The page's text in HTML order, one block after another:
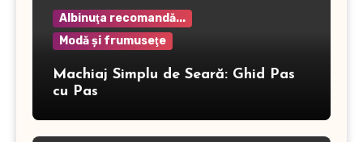
Albinuţa recomandă...
Modă şi frumuseţe
Machiaj Simplu de Seară: Ghid Pas
cu Pas